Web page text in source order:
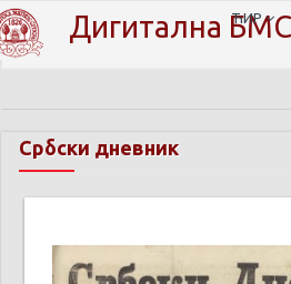
Дигитална БМС
ЋИР
Србски дневник